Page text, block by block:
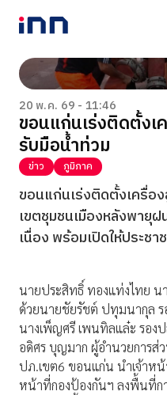
NEWS
ENTERTAINMENT
LIFESTYLE
HOROSCOPE
LOTTERY
VIDEO
ร่วมด้วยช่วยกัน
20 พ.ค. 69 - 11:46
ขอนแก่นเร่งติดตั้งเ
รับมือน้ำท่วม
ข่าว ภูมิภาค
ขอนแก่นเร่งติดตั้งเครื่อ
เขตชุมชนเมืองหลังพายุ
เนื่อง พร้อมเปิดให้ประช
นายประสิทธิ์ ทองแท่งไทย
ด้วยนายชัยรัชต์ ปทุมนากุล
นางเพ็ญศรี เพนทิลแล๋ะ รอง
อดิศร บุญมาก ผู้อำนวยการ
ปภ.เขต6 ขอนแก่น นำเจ้าห
หน้าที่กองป้องกันฯ ลงพื้นที่กา